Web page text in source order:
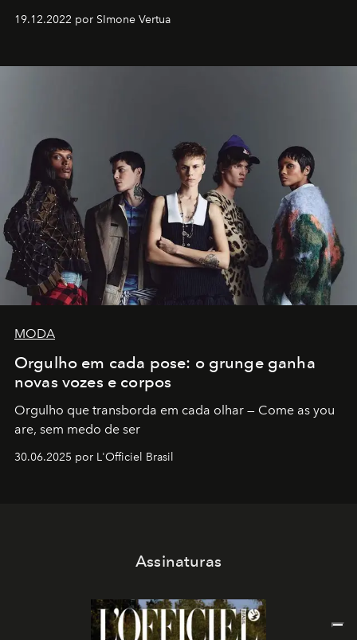
19.12.2022 por SImone Vertua
MODA
Orgulho em cada pose: o grunge ganha
novas vozes e corpos
Orgulho que transborda em cada olhar — Come as you
are, sem medo de ser
30.06.2025 por L'Officiel Brasil
Assinaturas